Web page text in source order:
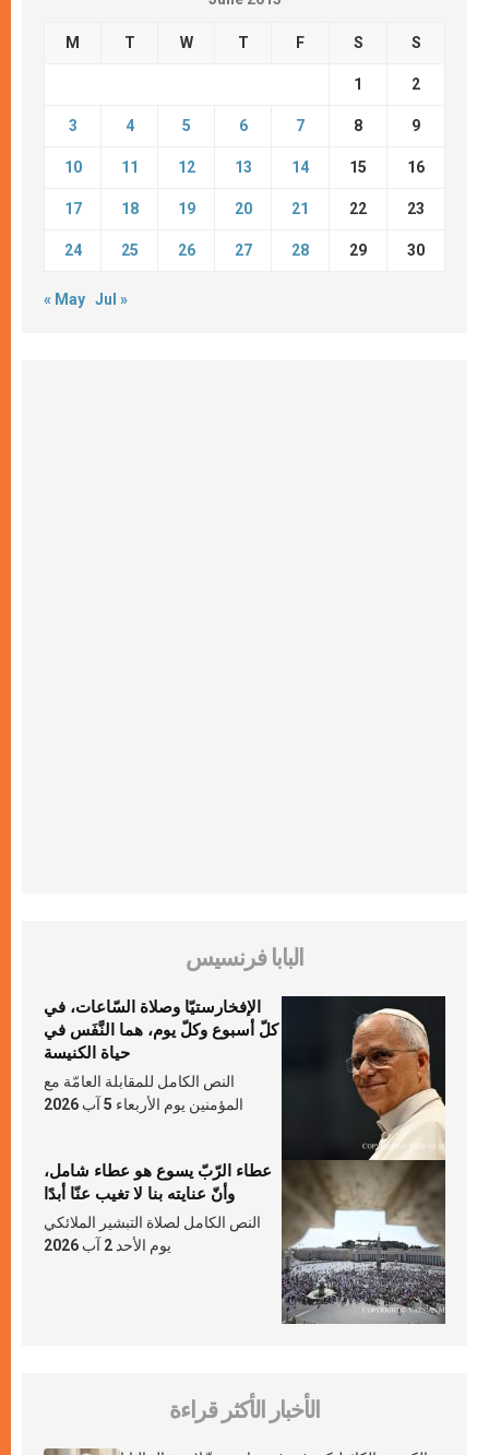
M T W T F S S
1 2
3 4 5 6 7 8 9
10 11 12 13 14 15 16
17 18 19 20 21 22 23
24 25 26 27 28 29 30
« May Jul »
البابا فرنسيس
الإفخارستيّا وصلاة السّاعات، في
كلّ أسبوع وكلّ يوم، هما النَّفَس في
حياة الكنيسة
النص الكامل للمقابلة العامّة مع
المؤمنين يوم الأربعاء 5 آب 2026
عطاء الرّبّ يسوع هو عطاء شامل،
وأنّ عنايته بنا لا تغيب عنّا أبدًا
النص الكامل لصلاة التبشير الملائكي
يوم الأحد 2 آب 2026
الأخبار الأكثر قراءة